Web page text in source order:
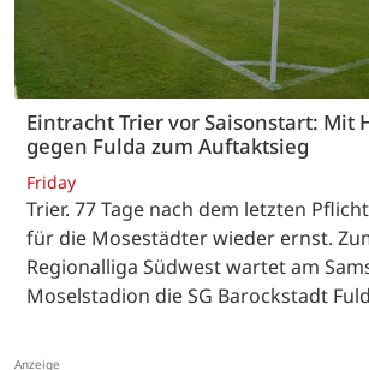
Eintracht Trier vor Saisonstart: Mit
gegen Fulda zum Auftaktsieg
Friday
Trier. 77 Tage nach dem letzten
für die Mosestädter wieder ernst.
Regionalliga Südwest wartet am
Moselstadion die SG Barockstadt